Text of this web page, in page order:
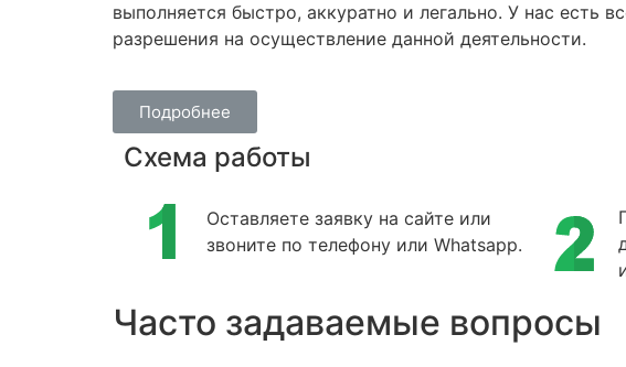
выполняется быстро, аккуратно и легально. У нас есть
разрешения на осуществление данной деятельности.
Подробнее
Схема работы
Оставляете заявку на сайте или
звоните по телефону или Whatsapp.
Часто задаваемые вопросы